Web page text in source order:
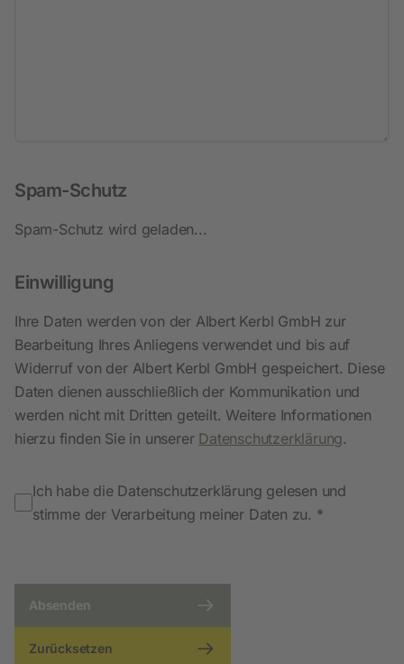
Spam-Schutz
Spam-Schutz wird geladen...
Einwilligung
Ihre Daten werden von der Albert Kerbl GmbH zur
Bearbeitung Ihres Anliegens verwendet und bis auf
Widerruf von der Albert Kerbl GmbH gespeichert. Diese
Daten dienen ausschließlich der Kommunikation und
werden nicht mit Dritten geteilt. Weitere Informationen
hierzu finden Sie in unserer Datenschutzerklärung.
Ich habe die Datenschutzerklärung gelesen und
stimme der Verarbeitung meiner Daten zu. *
Absenden
Zurücksetzen